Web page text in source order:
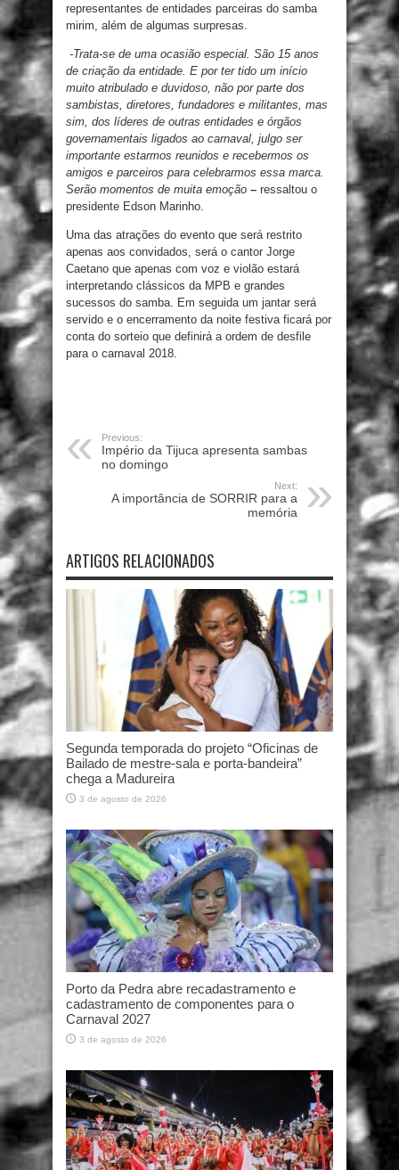
representantes de entidades parceiras do samba
mirim, além de algumas surpresas.
-Trata-se de uma ocasião especial. São 15 anos
de criação da entidade. E por ter tido um início
muito atribulado e duvidoso, não por parte dos
sambistas, diretores, fundadores e militantes, mas
sim, dos líderes de outras entidades e órgãos
governamentais ligados ao carnaval, julgo ser
importante estarmos reunidos e recebermos os
amigos e parceiros para celebrarmos essa marca.
Serão momentos de muita emoção – ressaltou o
presidente Edson Marinho.
Uma das atrações do evento que será restrito
apenas aos convidados, será o cantor Jorge
Caetano que apenas com voz e violão estará
interpretando clássicos da MPB e grandes
sucessos do samba. Em seguida um jantar será
servido e o encerramento da noite festiva ficará por
conta do sorteio que definirá a ordem de desfile
para o carnaval 2018.
Previous:
Império da Tijuca apresenta sambas
no domingo
Next:
A importância de SORRIR para a
memória
ARTIGOS RELACIONADOS
Segunda temporada do projeto “Oficinas de
Bailado de mestre-sala e porta-bandeira”
chega a Madureira
3 de agosto de 2026
Porto da Pedra abre recadastramento e
cadastramento de componentes para o
Carnaval 2027
3 de agosto de 2026